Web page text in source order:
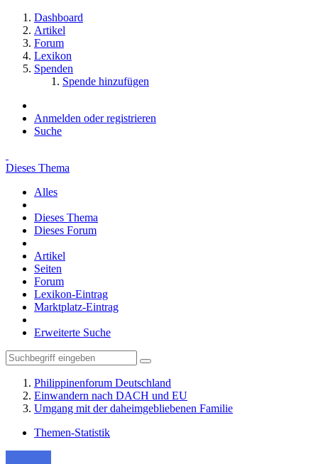
Dashboard
Artikel
Forum
Lexikon
Spenden
Spende hinzufügen
Anmelden oder registrieren
Suche
Dieses Thema
Alles
Dieses Thema
Dieses Forum
Artikel
Seiten
Forum
Lexikon-Eintrag
Marktplatz-Eintrag
Erweiterte Suche
Philippinenforum Deutschland
Einwandern nach DACH und EU
Umgang mit der daheimgebliebenen Familie
Themen-Statistik